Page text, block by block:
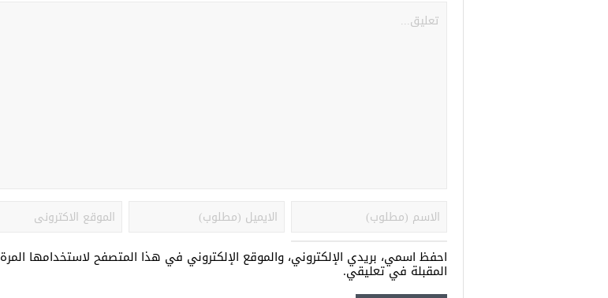
احفظ اسمي، بريدي الإلكتروني، والموقع الإلكتروني في هذا المتصفح لاستخدامها المرة
المقبلة في تعليقي.